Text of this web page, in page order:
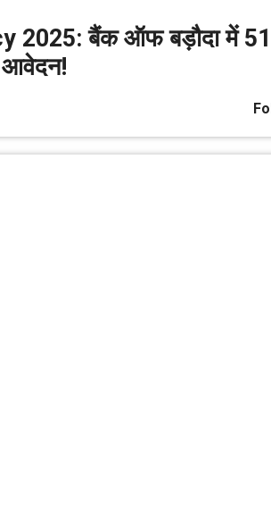
2025: बैंक ऑफ बड़ौदा में
आवेदन!